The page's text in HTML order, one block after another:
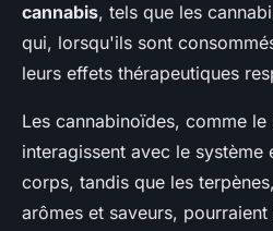
cannabis, tels que les
qui, lorsqu'ils sont
leurs effets thérapeutiques
Les cannabinoïdes, comme le
interagissent avec le système
corps, tandis que les
arômes et saveurs,